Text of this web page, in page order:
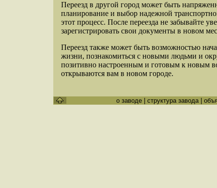
Переезд в другой город может быть
планирование и выбор надежной
этот процесс. После переезда не забывайте
зарегистрировать свои документы в новом
Переезд также может быть возможностью
жизни, познакомиться с новыми людьми и
позитивно настроенным и готовым к новым
открываются вам в новом городе.
о заводе структура завода